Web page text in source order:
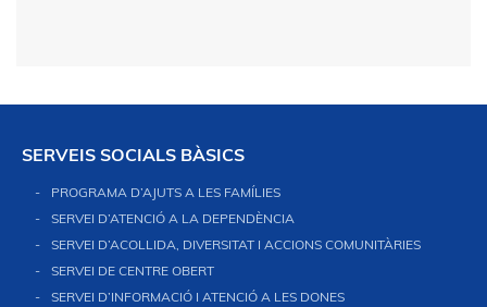
SERVEIS SOCIALS BÀSICS
PROGRAMA D’AJUTS A LES FAMÍLIES
SERVEI D’ATENCIÓ A LA DEPENDÈNCIA
SERVEI D’ACOLLIDA, DIVERSITAT I ACCIONS COMUNITÀRIES
SERVEI DE CENTRE OBERT
SERVEI D’INFORMACIÓ I ATENCIÓ A LES DONES